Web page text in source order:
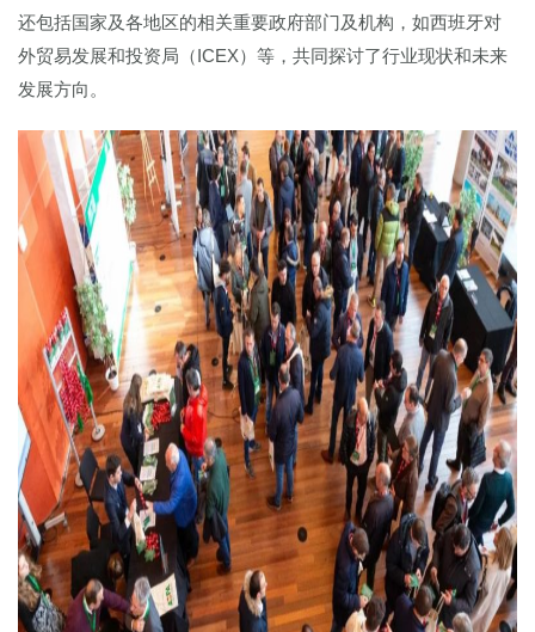
还包括国家及各地区的相关重要政府部门及机构，如西班牙对
外贸易发展和投资局（ICEX）等，共同探讨了行业现状和未来
发展方向。